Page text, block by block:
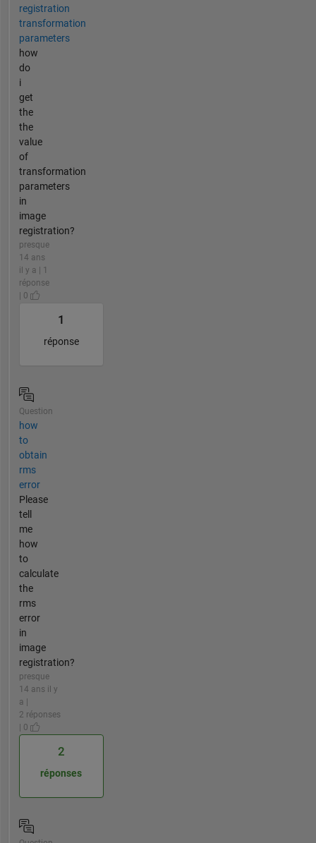
registration
transformation
parameters
how
do
i
get
the
the
value
of
transformation
parameters
in
image
registration?
presque
14 ans
il y a | 1
réponse
| 0
1
réponse
Question
how
to
obtain
rms
error
Please
tell
me
how
to
calculate
the
rms
error
in
image
registration?
presque
14 ans il y
a |
2 réponses
| 0
2
réponses